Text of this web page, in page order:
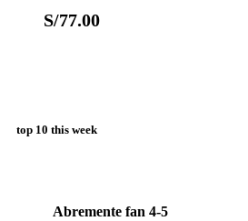
S/77.00
top 10 this week
Abremente fan 4-5